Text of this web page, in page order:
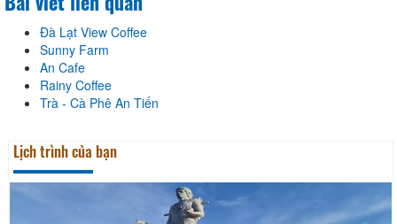
Đà Lạt View Coffee
Sunny Farm
An Cafe
Rainy Coffee
Trà - Cà Phê An Tiến
Lịch trình của bạn